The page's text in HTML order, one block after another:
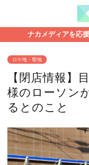
ナカメディアを応
ロケ地・聖地
【閉店情報】
様のローソン
るとのこと